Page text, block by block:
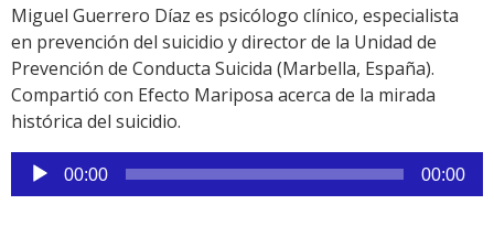
Link
Miguel Guerrero Díaz es psicólogo clínico, especialista
en prevención del suicidio y director de la Unidad de
Prevención de Conducta Suicida (Marbella, España).
Compartió con Efecto Mariposa acerca de la mirada
histórica del suicidio.
Reproductor
de
00:00 00:00